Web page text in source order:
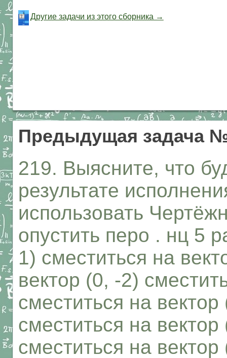
Другие задачи из этого сборника →
Предыдущая задача
219. Выясните, что
результате
использовать
опустить перо . нц 5
1) сместиться на
вектор (0, -2)
сместиться на
сместиться на
сместиться на